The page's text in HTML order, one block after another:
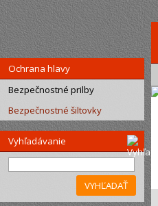
Ochrana hlavy
Bezpečnostné prilby
Bezpečnostné šiltovky
Vyhľadávanie
VYHĽADAŤ